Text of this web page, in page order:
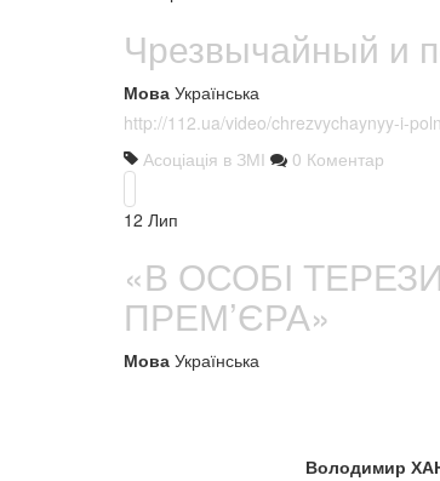
Чрезвычайный и
Мова Українська
http://112.ua/video/chrezvychaynyy-i-
Асоціація в ЗМІ
0 Коментар
12 Лип
«В ОСОБІ
ПРЕМ’ЄРА»
Мова Українська
Володимир